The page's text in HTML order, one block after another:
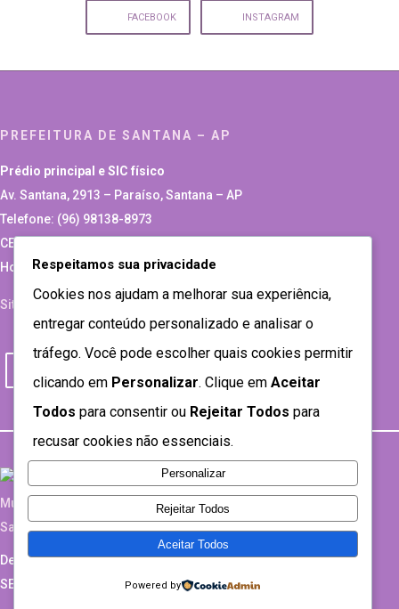
FACEBOOK INSTAGRAM
PREFEITURA DE SANTANA – AP
Prédio principal e SIC físico
Av. Santana, 2913 – Paraíso, Santana – AP
Telefone: (96) 98138-8973
CEP: 68928-060, Santana – Estado do Amapá
Horário de atendimento: Seg a Sex das 07:30 as 13:30
Site Antigo
Desenvolvido por
SEMTEC- 2021
Respeitamos sua privacidade
Cookies nos ajudam a melhorar sua experiência,
entregar conteúdo personalizado e analisar o
tráfego. Você pode escolher quais cookies permitir
clicando em Personalizar. Clique em Aceitar
Todos para consentir ou Rejeitar Todos para
recusar cookies não essenciais.
Personalizar
Rejeitar Todos
Aceitar Todos
Powered by